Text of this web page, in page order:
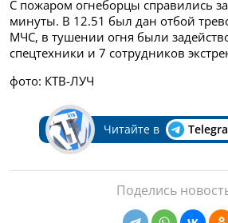
С пожаром огнеборцы справились
минуты. В 12.51 был дан отбой
МЧС, в тушении огня были
спецтехники и 7 сотрудников
фото: КТВ-ЛУЧ
Читайте в
Поделись